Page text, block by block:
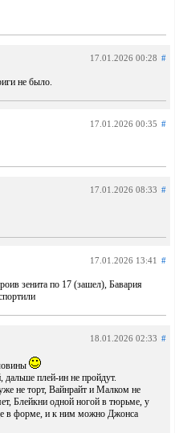
17.01.2026 00:28 #
не было.
17.01.2026 00:35 #
17.01.2026 08:33 #
17.01.2026 13:41 #
зенита по 17 (зашел), Бавария
18.01.2026 02:33 #
плей-ин не пройдут.
не торт, Вайнрайт и Малком не
Блейкни одной ногой в тюрьме, у
в форме, и к ним можно Джонса